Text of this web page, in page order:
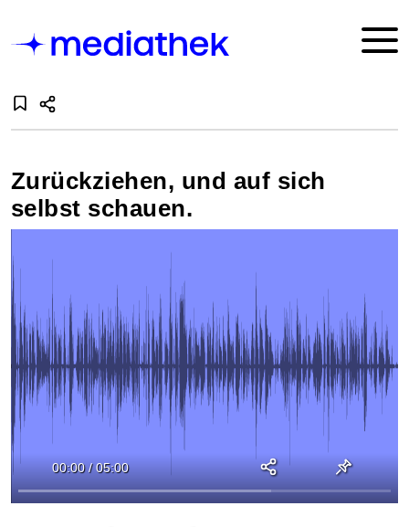
Zurückziehen, und auf sich
selbst schauen.
00:00 / 05:00